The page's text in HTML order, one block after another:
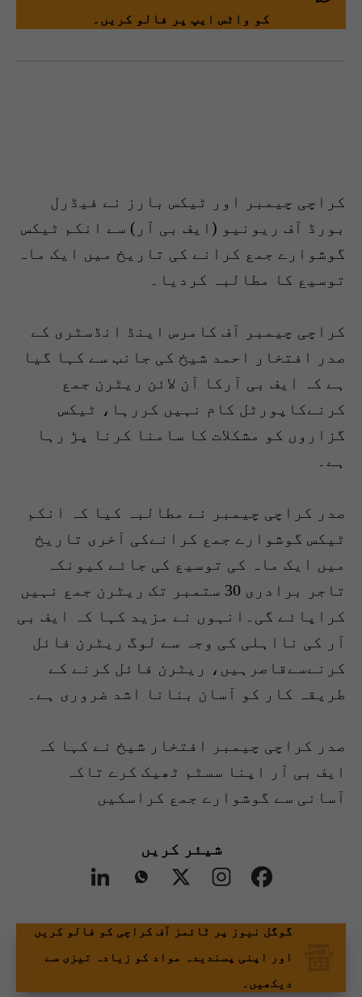
کو واٹس ایپ پر فالو کریں۔
کراچی چیمبر اور ٹیکس بارز نے فیڈرل
بورڈ آف ریونیو (ایف بی آر) سے انکم ٹیکس
گوشوارے جمع کرانے کی تاریخ میں ایک ماہ
توسیع کا مطالبہ کردیا۔
کراچی چیمبر آف کامرس اینڈ انڈسٹری کے
صدر افتخار احمد شیخ کی جانب سے کہا گیا
ہے کہ ایف بی آرکا آن لائن ریٹرن جمع
کرنےکاپورٹل کام نہیں کررہا، ٹیکس
گزاروں کو مشکلات کا سامنا کرنا پڑ رہا
ہے۔
صدر کراچی چیمبر نے مطالبہ کیا کہ انکم
ٹیکس گوشوارے جمع کرانےکی آخری تاریخ
میں ایک ماہ کی توسیع کی جائے کیونکہ
تاجر برادری 30 ستمبر تک ریٹرن جمع نہیں
کراپائے گی۔انہوں نے مزید کہا کہ ایف بی
آر کی نااہلی کی وجہ سے لوگ ریٹرن فائل
کرنےسےقاصرہیں، ریٹرن فائل کرنے کے
طریقہ کار کو آسان بنانا اشد ضروری ہے۔
صدر کراچی چیمبر افتخار شیخ نے کہا کہ
ایف بی آر اپنا سسٹم ٹھیک کرے تاکہ
آسانی سے گوشوارے جمع کراسکیں
شیئر کریں
گوگل نیوز پر ٹائمز آف کراچی کو فالو کریں
اور اپنی پسندیدہ مواد کو زیادہ تیزی سے
دیکھیں۔